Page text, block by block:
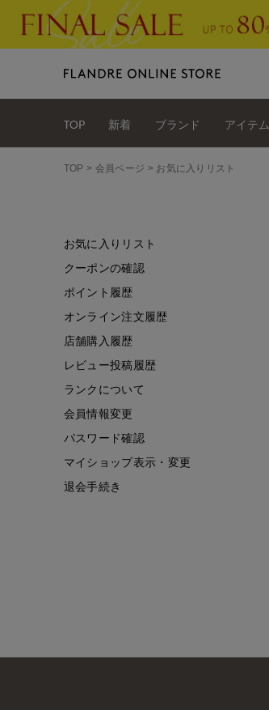
TOP 新着 ブランド アイテム
TOP 会員ページ お気に入りリスト
お気に入りリスト
クーポンの確認
ポイント履歴
オンライン注文履歴
店舗購入履歴
レビュー投稿履歴
ランクについて
会員情報変更
パスワード確認
マイショップ表示・変更
退会手続き